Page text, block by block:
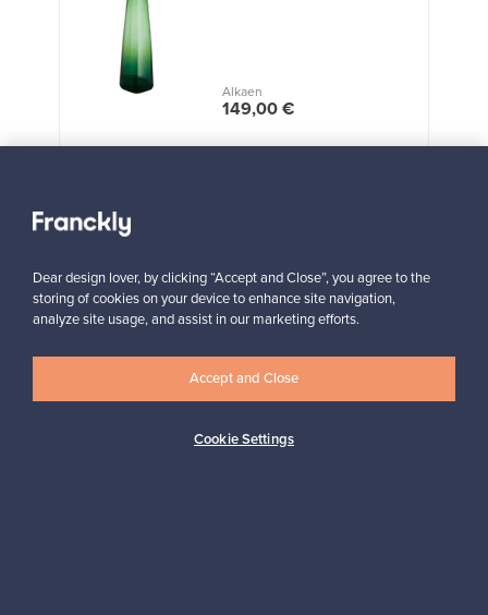
Alkaen
149,00 €
Haluatko inspiroitua designista?
Dear design lover, by clicking “Accept and Close”, you agree to the
storing of cookies on your device to enhance site navigation,
analyze site usage, and assist in our marketing efforts.
Cookie Settings
Accept and Close